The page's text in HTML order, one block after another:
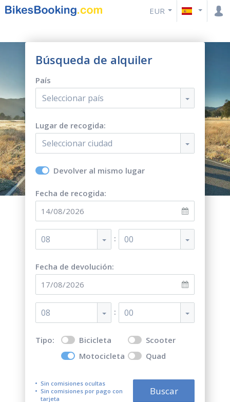
EUR
Búsqueda de alquiler
País
Seleccionar país
Lugar de recogida:
Seleccionar ciudad
Devolver al mismo lugar
Fecha de recogida:
08 : 00
Fecha de devolución:
08 : 00
Tipo: Bicicleta
Scooter
Motocicleta
Quad
Sin comisiones ocultas
Sin comisiones por pago con
tarjeta
Buscar